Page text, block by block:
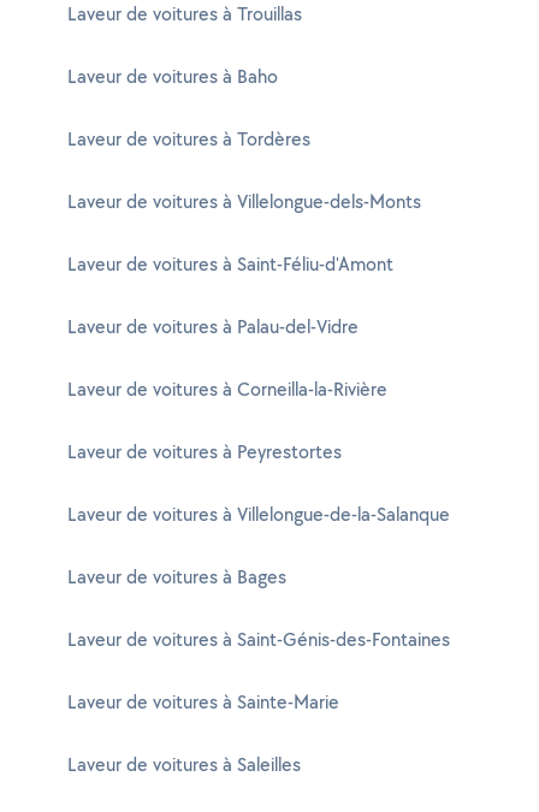
Laveur de voitures à Trouillas
Laveur de voitures à Baho
Laveur de voitures à Tordères
Laveur de voitures à Villelongue-dels-Monts
Laveur de voitures à Saint-Féliu-d'Amont
Laveur de voitures à Palau-del-Vidre
Laveur de voitures à Corneilla-la-Rivière
Laveur de voitures à Peyrestortes
Laveur de voitures à Villelongue-de-la-Salanque
Laveur de voitures à Bages
Laveur de voitures à Saint-Génis-des-Fontaines
Laveur de voitures à Sainte-Marie
Laveur de voitures à Saleilles